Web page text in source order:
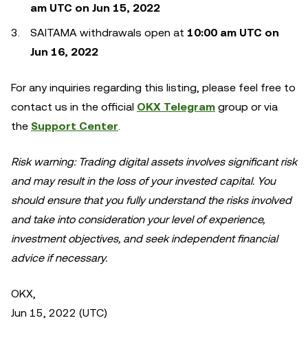
am UTC on Jun 15, 2022
SAITAMA withdrawals open at 10:00 am UTC on
Jun 16, 2022
For any inquiries regarding this listing, please feel free to
contact us in the official OKX Telegram group or via
the Support Center.
Risk warning: Trading digital assets involves significant risk
and may result in the loss of your invested capital. You
should ensure that you fully understand the risks involved
and take into consideration your level of experience,
investment objectives, and seek independent financial
advice if necessary.
OKX,
Jun 15, 2022 (UTC)